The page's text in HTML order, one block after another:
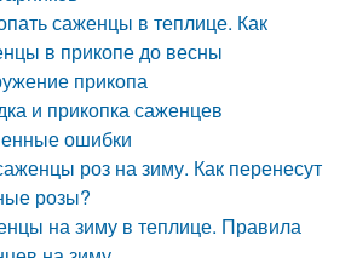
саженцы в теплице. Как
в прикопе до весны
прикопа
и прикопка саженцев
ошибки
роз на зиму. Как перенесут
розы?
на зиму в теплице. Правила